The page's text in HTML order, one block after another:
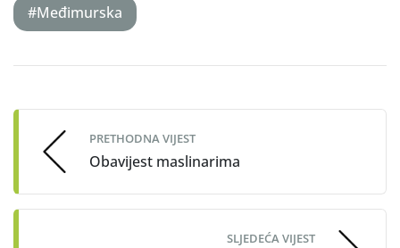
#Međimurska
navigation
PRETHODNA VIJEST
Obavijest maslinarima
SLJEDEĆA VIJEST